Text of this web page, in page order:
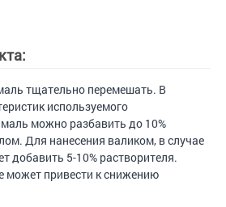
тщательно перемешать. В
используемого
можно разбавить до 10%
Для нанесения валиком, в случае
добавить 5-10% растворителя.
может привести к снижению